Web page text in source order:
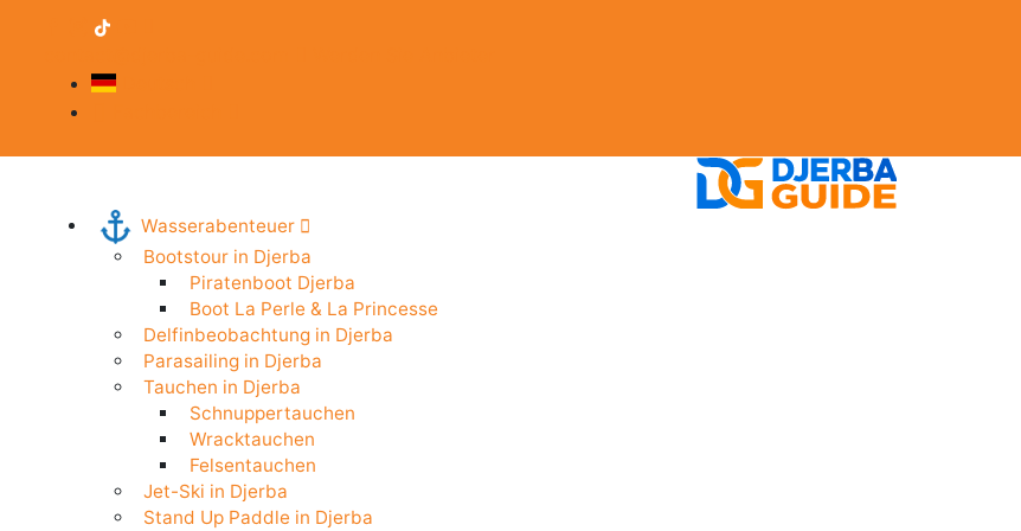
Wasserabenteuer
Bootstour in Djerba
Piratenboot Djerba
Boot La Perle & La Princesse
Delfinbeobachtung in Djerba
Parasailing in Djerba
Tauchen in Djerba
Schnuppertauchen
Wracktauchen
Felsentauchen
Jet-Ski in Djerba